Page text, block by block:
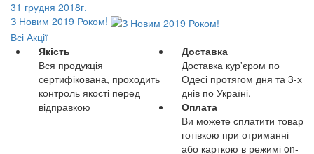
31 грудня 2018г.
З Новим 2019 Роком!
Всі Акції
Якість
Вся продукція
сертифікована, проходить
контроль якості перед
відправкою
Доставка
Доставка кур'єром по
Одесі протягом дня та 3-х
днів по Україні.
Оплата
Ви можете сплатити товар
готівкою при отриманні
або карткою в режимі on-